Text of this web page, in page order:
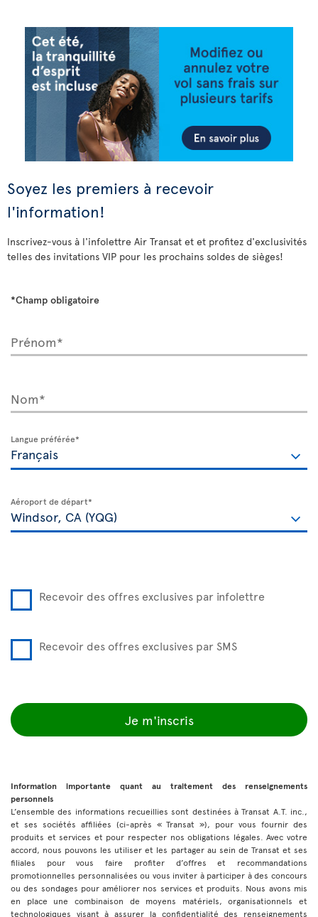
Soyez les premiers à recevoir
l'information!
Inscrivez-vous à l'infolettre Air Transat et et profitez d'exclusivités
telles des invitations VIP pour les prochains soldes de sièges!
*Champ obligatoire
Prénom*
Nom*
Langue préférée*
Aéroport de départ*
Recevoir des offres exclusives par infolettre
Recevoir des offres exclusives par SMS
Je m'inscris
Information importante quant au traitement des renseignements
personnels
L’ensemble des informations recueillies sont destinées à Transat A.T. inc.,
et ses sociétés affiliées (ci-après « Transat »), pour vous fournir des
produits et services et pour respecter nos obligations légales. Avec votre
accord, nous pouvons les utiliser et les partager au sein de Transat et ses
filiales pour vous faire profiter d’offres et recommandations
promotionnelles personnalisées ou vous inviter à participer à des concours
ou des sondages pour améliorer nos services et produits. Nous avons mis
en place une combinaison de moyens matériels, organisationnels et
technologiques visant à assurer la confidentialité des renseignements